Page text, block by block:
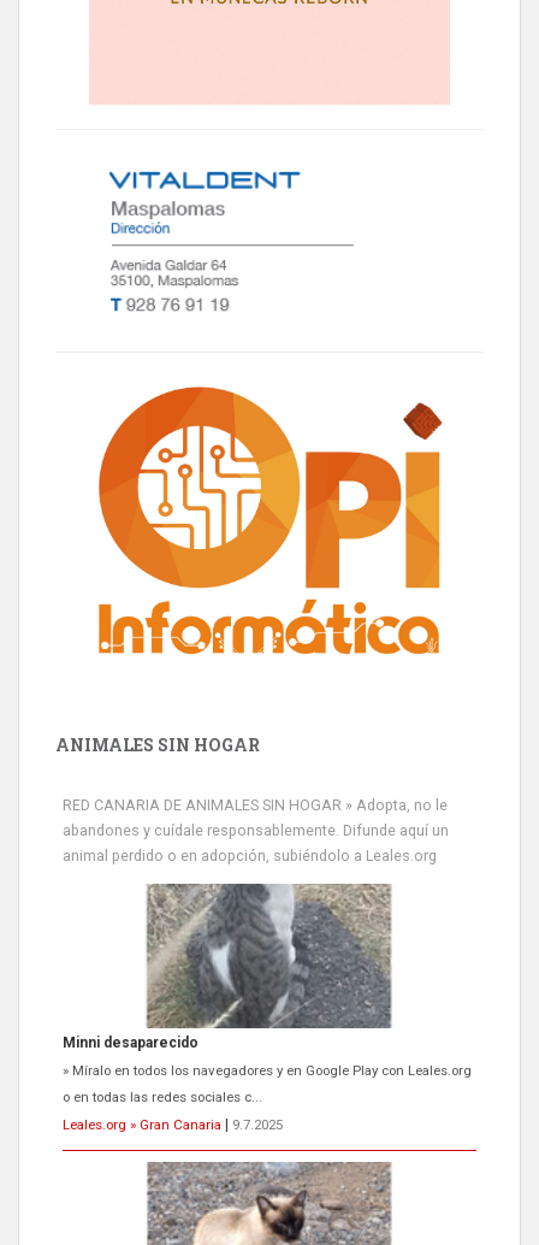
ANIMALES SIN HOGAR
RED CANARIA DE ANIMALES SIN HOGAR » Adopta, no le
abandones y cuídale responsablemente. Difunde aquí un
animal perdido o en adopción, subiéndolo a Leales.org
Siami Perdida
Se llama Siami,es hembra de 4 años,esterilizada con marca de
oreja,cariñosa,mimosa pero miedosa,e...
Leales.org » Gran Canaria
9.7.2025